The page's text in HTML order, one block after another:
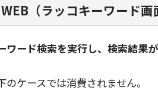
WEB（ラッコキーワード画
ワード検索を実行し、検索結果
のケースでは消費されません。